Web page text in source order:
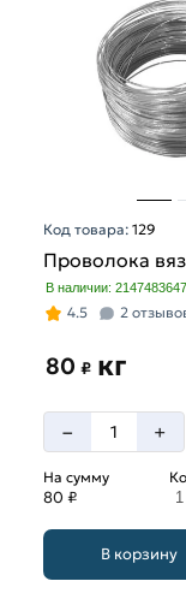
Код товара:129
Проволока
В наличии: 2147483647
4.5 2
80₽ кг
– +
На сумму
80 ₽
В корзину